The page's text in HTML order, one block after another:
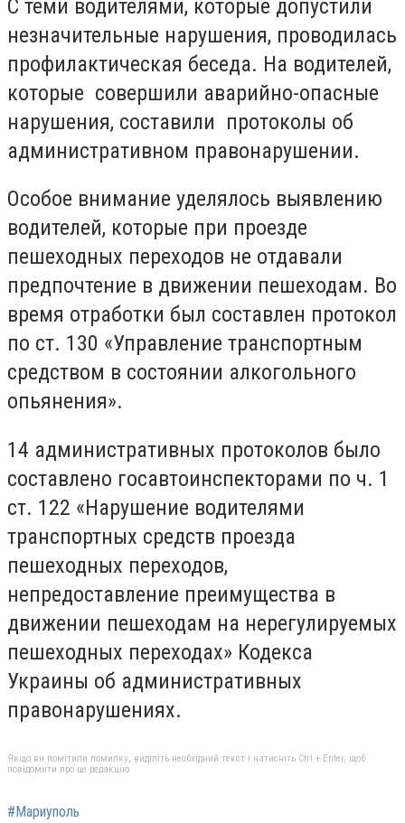
С теми водителями, которые допустили
незначительные нарушения, проводилась
профилактическая беседа. На водителей,
которые совершили аварийно-опасные
нарушения, составили протоколы об
административном правонарушении.
Особое внимание уделялось выявлению
водителей, которые при проезде
пешеходных переходов не отдавали
предпочтение в движении пешеходам. Во
время отработки был составлен протокол
по ст. 130 «Управление транспортным
средством в состоянии алкогольного
опьянения».
14 административных протоколов было
составлено госавтоинспекторами по ч. 1
ст. 122 «Нарушение водителями
транспортных средств проезда
пешеходных переходов,
непредоставление преимущества в
движении пешеходам на нерегулируемых
пешеходных переходах» Кодекса
Украины об административных
правонарушениях.
Якщо ви помітили помилку, виділіть необхідний текст і натисніть Ctrl + Enter, щоб
повідомити про це редакцію
#Мариуполь